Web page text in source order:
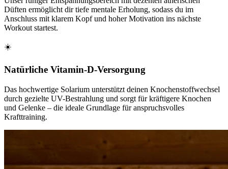
Düften ermöglicht dir tiefe mentale Erholung, sodass du im
Anschluss mit klarem Kopf und hoher Motivation ins nächste
Workout startest.
☀️
Natürliche Vitamin-D-Versorgung
Das hochwertige Solarium unterstützt deinen Knochenstoffwechsel
durch gezielte UV-Bestrahlung und sorgt für kräftigere Knochen
und Gelenke – die ideale Grundlage für anspruchsvolles
Krafttraining.